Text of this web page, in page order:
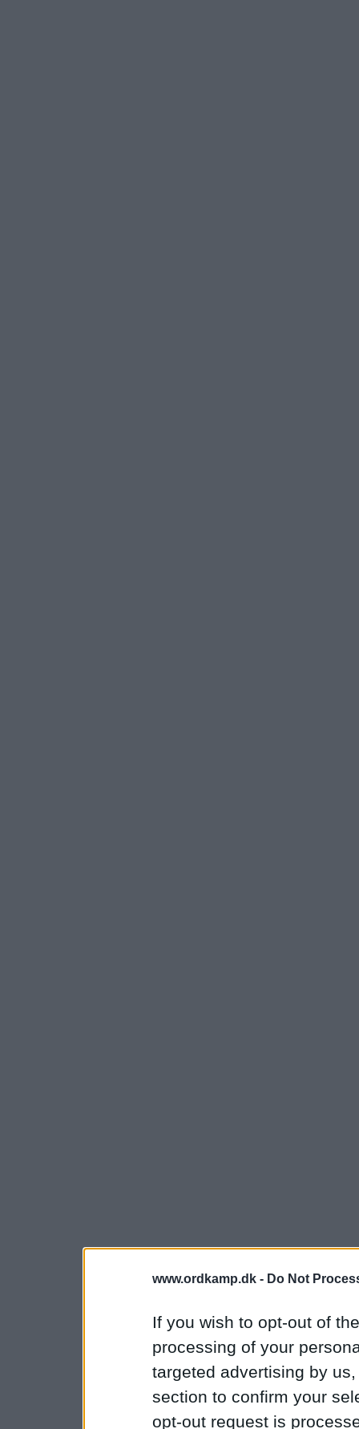
www.ordkamp.dk - Do Not
If you wish to opt-out of
processing of your
targeted advertising by
section to confirm your
opt-out request is